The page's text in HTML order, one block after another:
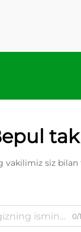
vakilimiz siz bilan
0/